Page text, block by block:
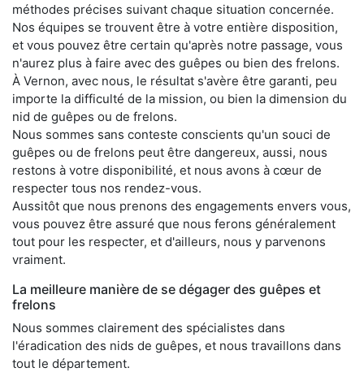
méthodes précises suivant chaque situation concernée.
Nos équipes se trouvent être à votre entière disposition,
et vous pouvez être certain qu'après notre passage, vous
n'aurez plus à faire avec des guêpes ou bien des frelons.
À Vernon, avec nous, le résultat s'avère être garanti, peu
importe la difficulté de la mission, ou bien la dimension du
nid de guêpes ou de frelons.
Nous sommes sans conteste conscients qu'un souci de
guêpes ou de frelons peut être dangereux, aussi, nous
restons à votre disponibilité, et nous avons à cœur de
respecter tous nos rendez-vous.
Aussitôt que nous prenons des engagements envers vous,
vous pouvez être assuré que nous ferons généralement
tout pour les respecter, et d'ailleurs, nous y parvenons
vraiment.
La meilleure manière de se dégager des guêpes et
frelons
Nous sommes clairement des spécialistes dans
l'éradication des nids de guêpes, et nous travaillons dans
tout le département.